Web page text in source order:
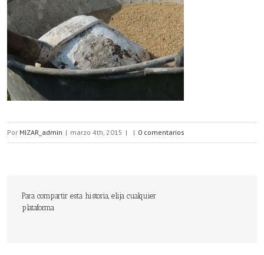
Por MIZAR_admin | marzo 4th, 2015 | | 0 comentarios
Para compartir esta historia, elija cualquier
plataforma